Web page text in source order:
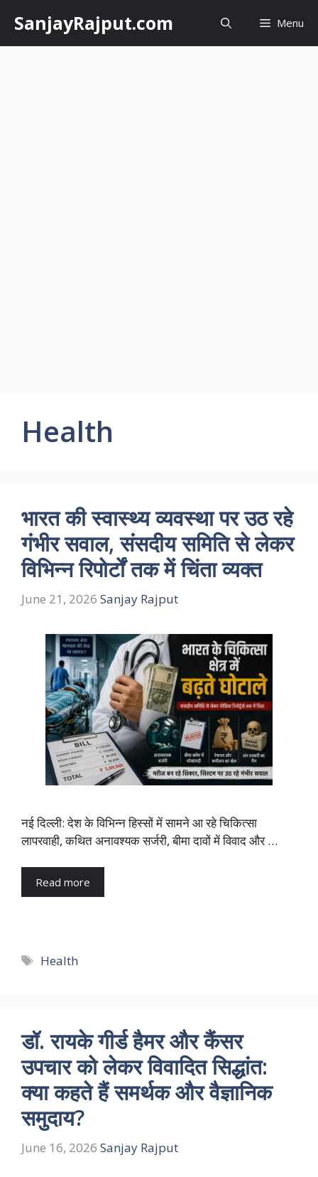
content
SanjayRajput.com Menu
Health
भारत की स्वास्थ्य व्यवस्था पर उठ रहे
गंभीर सवाल, संसदीय समिति से लेकर
विभिन्न रिपोर्टों तक में चिंता व्यक्त
June 21, 2026 Sanjay Rajput
नई दिल्ली: देश के विभिन्न हिस्सों में सामने आ रहे चिकित्सा
लापरवाही, कथित अनावश्यक सर्जरी, बीमा दावों में विवाद और …
Read more
Tags
Health
डॉ. रायके गीर्ड हैमर और कैंसर
उपचार को लेकर विवादित सिद्धांत:
क्या कहते हैं समर्थक और वैज्ञानिक
समुदाय?
June 16, 2026 Sanjay Rajput